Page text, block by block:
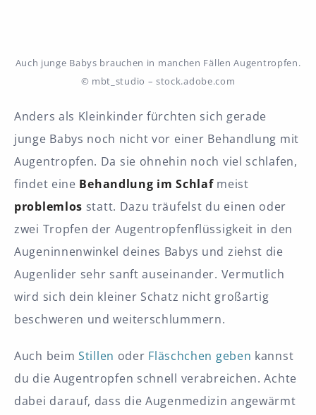
Auch junge Babys brauchen in manchen Fällen Augentropfen.
© mbt_studio – stock.adobe.com
Anders als Kleinkinder fürchten sich gerade
junge Babys noch nicht vor einer Behandlung mit
Augentropfen. Da sie ohnehin noch viel schlafen,
findet eine Behandlung im Schlafmeist
problemlos statt. Dazu träufelst du einen oder
zwei Tropfen der Augentropfenflüssigkeit in den
Augeninnenwinkel deines Babys und ziehst die
Augenlider sehr sanft auseinander. Vermutlich
wird sich dein kleiner Schatz nicht großartig
beschweren und weiterschlummern.
Auch beim Stillen oder Fläschchen geben kannst
du die Augentropfen schnell verabreichen. Achte
dabei darauf, dass die Augenmedizin angewärmt